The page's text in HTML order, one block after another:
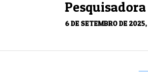
6 DE SETEMBRO DE